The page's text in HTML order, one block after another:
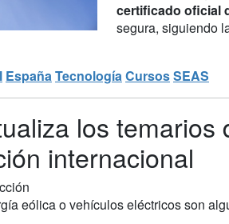
certificado oficial
segura, siguiendo
España Tecnología CursosSEAS
los
internacional
eólica o vehículos eléctricos son